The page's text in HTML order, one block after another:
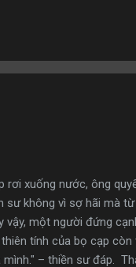
giúp đỡ người khác
xuống nước, ông
không vì sợ hãi mà
một người đứng
tính của bọ cạp
– thiền sư đáp.